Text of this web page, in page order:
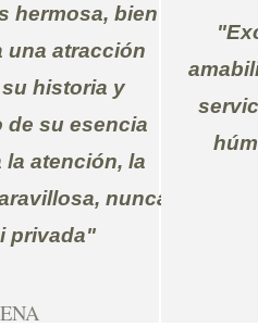
hermosa, bien
una atracción
historia y
de su esencia
atención, la
nunca
privada"